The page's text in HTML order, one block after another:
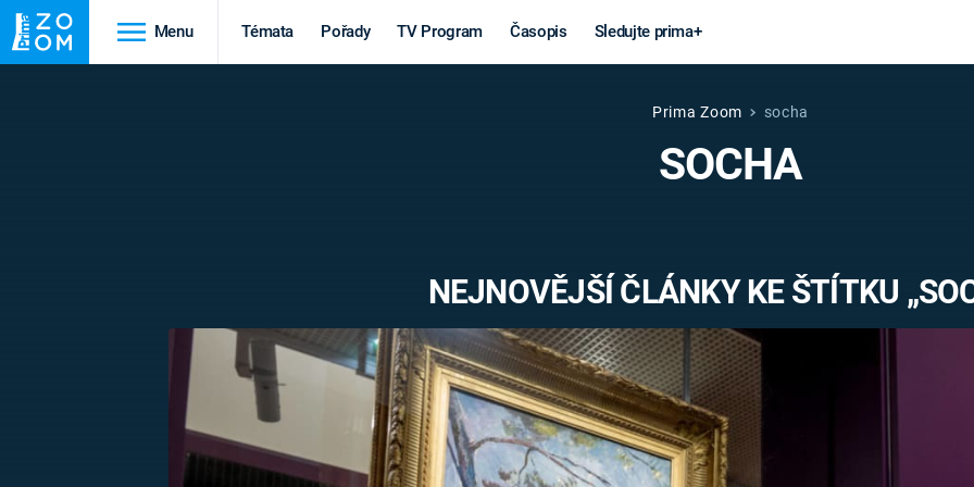
Menu Témata Pořady TV Program Časopis Sledujte prima+
STAROVĚKÝ EGYPT
Věda a
technika
MARS
VÁLEČNÉ
Výročí
Záhady a
Prima Zoom socha
SOCHA
NEJNOVĚJŠÍ ČLÁNKY KE ŠTÍTKU